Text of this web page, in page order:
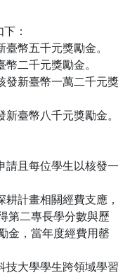
：
幣五千元獎勵金。
二千元獎勵金。
發新臺幣一萬二千元獎
臺幣八千元獎勵金。
請且每位學生以核發一
計畫相關經費支應，
第二專長學分數與歷
金，當年度經費用罄
技大學學生跨領域學習